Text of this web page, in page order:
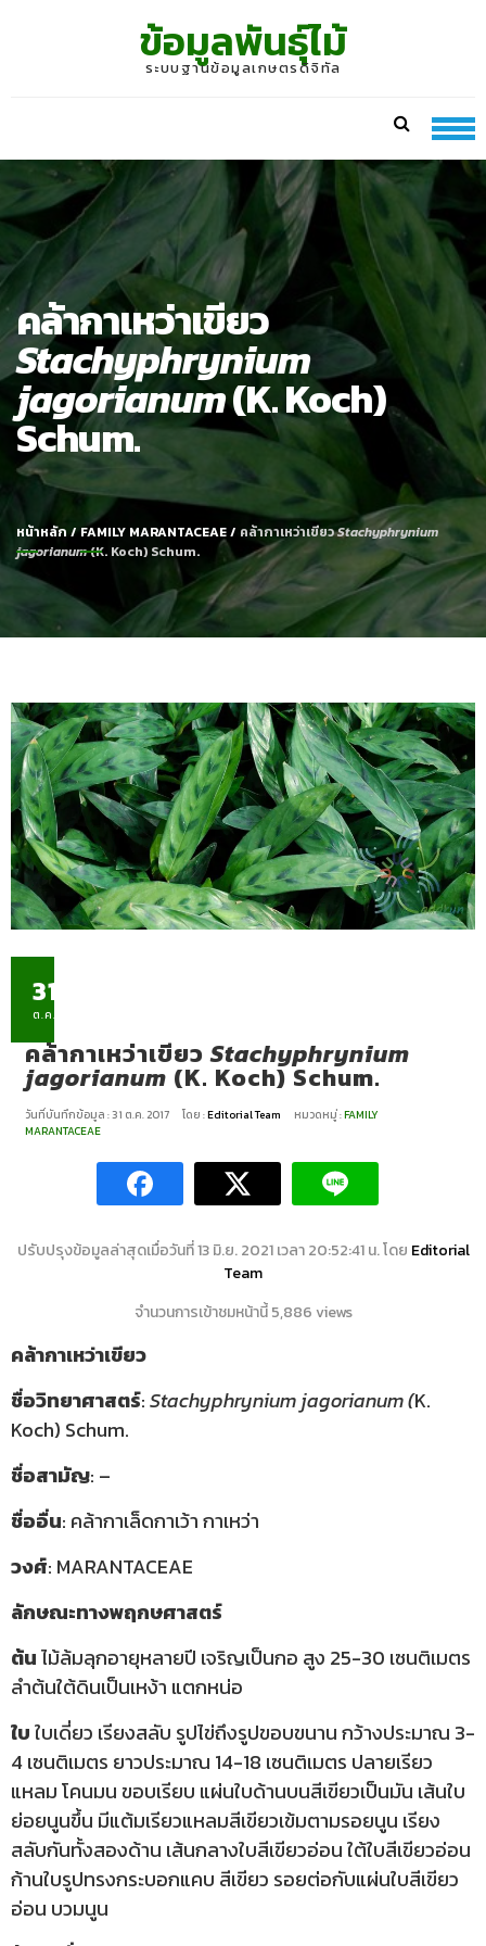
ข้อมูลพันธุ์ไม้
ระบบฐานข้อมูลเกษตรดิจิทัล
คล้ากาเหว่าเขียว
Stachyphrynium
jagorianum(K. Koch)
Schum.
หน้าหลัก/FAMILY MARANTACEAE/ คล้ากาเหว่าเขียวStachyphrynium
jagorianum(K. Koch) Schum.
31
ต.ค.
คล้ากาเหว่าเขียวStachyphrynium
jagorianum (K. Koch) Schum.
วันที่บันทึกข้อมูล : 31 ต.ค. 2017 โดย :Editorial Team หมวดหมู่ :FAMILY
MARANTACEAE
ปรับปรุงข้อมูลล่าสุดเมื่อวันที่ 13 มิ.ย. 2021 เวลา 20:52:41 น. โดย Editorial
Team
จำนวนการเข้าชมหน้านี้ 5,886 views
คล้ากาเหว่าเขียว
ชื่อวิทยาศาสตร์:Stachyphrynium jagorianum (K.
Koch) Schum.
ชื่อสามัญ: –
ชื่ออื่น: คล้ากาเล็ดกาเว้า กาเหว่า
วงศ์: MARANTACEAE
ลักษณะทางพฤกษศาสตร์
ต้นไม้ล้มลุกอายุหลายปี เจริญเป็นกอ สูง 25-30 เซนติเมตร
ลำต้นใต้ดินเป็นเหง้า แตกหน่อ
ใบใบเดี่ยว เรียงสลับ รูปไข่ถึงรูปขอบขนาน กว้างประมาณ 3-
4 เซนติเมตร ยาวประมาณ 14-18 เซนติเมตร ปลายเรียว
แหลม โคนมน ขอบเรียบ แผ่นใบด้านบนสีเขียวเป็นมัน เส้นใบ
ย่อยนูนขึ้น มีแต้มเรียวแหลมสีเขียวเข้มตามรอยนูน เรียง
สลับกันทั้งสองด้าน เส้นกลางใบสีเขียวอ่อน ใต้ใบสีเขียวอ่อน
ก้านใบรูปทรงกระบอกแคบ สีเขียว รอยต่อกับแผ่นใบสีเขียว
อ่อน บวมนูน